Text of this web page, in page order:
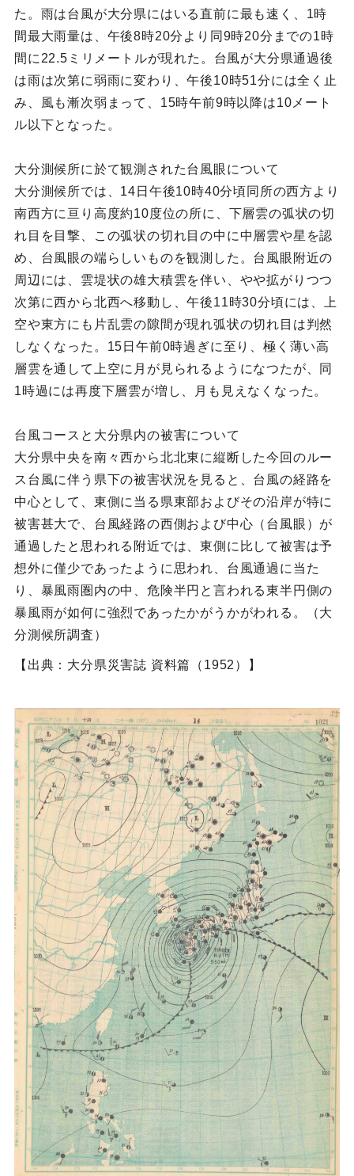
た。雨は台風が大分県にはいる直前に最も速く、1時
間最大雨量は、午後8時20分より同9時20分までの1時
間に22.5ミリメートルが現れた。台風が大分県通過後
は雨は次第に弱雨に変わり、午後10時51分には全く止
み、風も漸次弱まって、15時午前9時以降は10メート
ル以下となった。
大分測候所に於て観測された台風眼について
大分測候所では、14日午後10時40分頃同所の西方より
南西方に亘り高度約10度位の所に、下層雲の弧状の切
れ目を目撃、この弧状の切れ目の中に中層雲や星を認
め、台風眼の端らしいものを観測した。台風眼附近の
周辺には、雲堤状の雄大積雲を伴い、やや拡がりつつ
次第に西から北西へ移動し、午後11時30分頃には、上
空や東方にも片乱雲の隙間が現れ弧状の切れ目は判然
しなくなった。15日午前0時過ぎに至り、極く薄い高
層雲を通して上空に月が見られるようになつたが、同
1時過には再度下層雲が増し、月も見えなくなった。
台風コースと大分県内の被害について
大分県中央を南々西から北北東に縦断した今回のルー
ス台風に伴う県下の被害状況を見ると、台風の経路を
中心として、東側に当る県東部およびその沿岸が特に
被害甚大で、台風経路の西側および中心（台風眼）が
通過したと思われる附近では、東側に比して被害は予
想外に僅少であったように思われ、台風通過に当た
り、暴風雨圏内の中、危険半円と言われる東半円側の
暴風雨が如何に強烈であったかがうかがわれる。（大
分測候所調査）
【出典：大分県災害誌 資料篇（1952）】